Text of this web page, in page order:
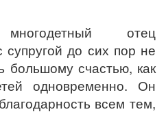
многодетный отец
супругой до сих пор не
большому счастью, как
одновременно. Он
всем тем,